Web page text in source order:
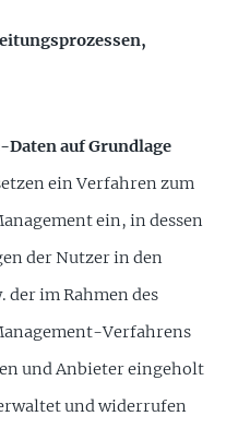
auf Grundlage
ein Verfahren zum
ein, in dessen
der Nutzer in den
der im Rahmen des
Verfahrens
und Anbieter eingeholt
und widerrufen